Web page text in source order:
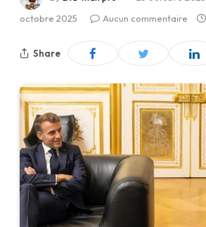
octobre 2025
Aucun commentaire
Share